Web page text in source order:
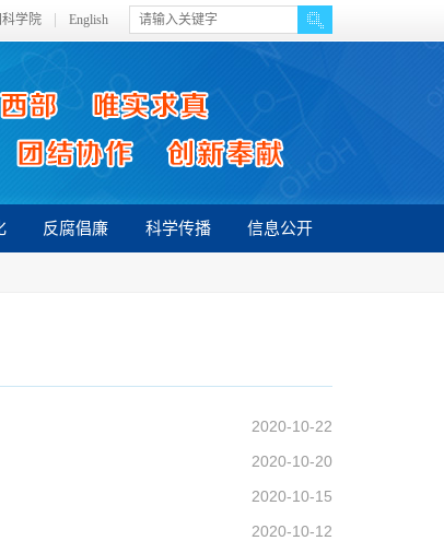
科学院 English
反腐倡廉 科学传播 信息公开
2020-10-22
2020-10-20
2020-10-15
2020-10-12